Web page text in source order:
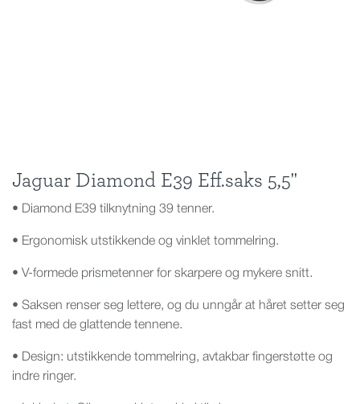
Jaguar Diamond E39 Eff.saks 5,5''
• Diamond E39 tilknytning 39 tenner.
• Ergonomisk utstikkende og vinklet tommelring.
• V-formede prismetenner for skarpere og mykere snitt.
• Saksen renser seg lettere, og du unngår at håret setter seg
fast med de glattende tennene.
• Design: utstikkende tommelring, avtakbar fingerstøtte og
indre ringer.